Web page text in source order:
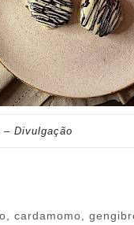
– Divulgação
cardamomo,